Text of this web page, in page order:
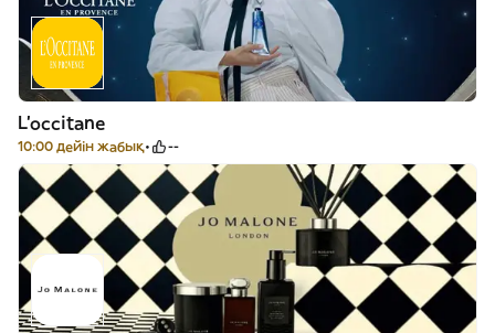
L'occitane
10:00 дейін жабық --